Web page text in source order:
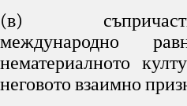
(в)
международно
нематериалното
неговото взаимно